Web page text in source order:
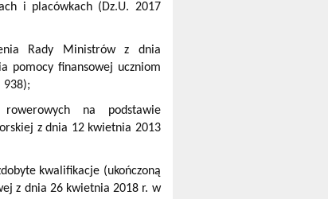
i placówkach (Dz.U. 2017
Rady Ministrów z dnia
pomocy finansowej uczniom
938);
na podstawie
z dnia 12 kwietnia 2013
kwalifikacje (ukończoną
z dnia 26 kwietnia 2018 r. w